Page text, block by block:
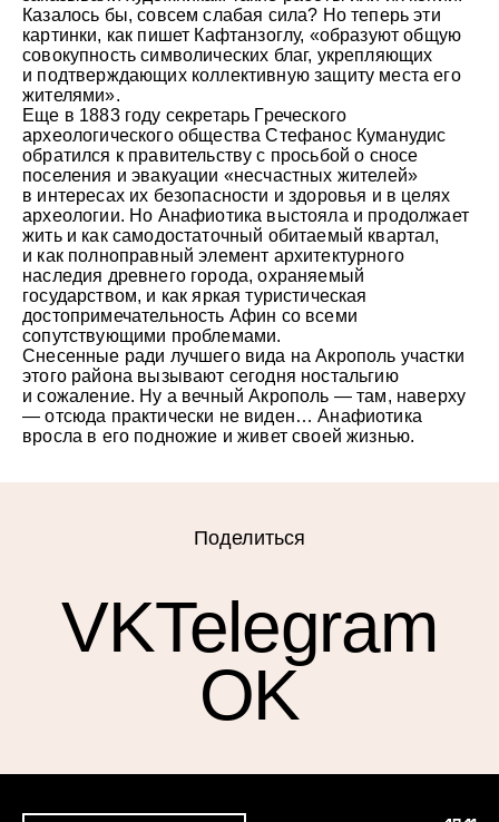
© Андрей Иванов
Казалось бы, совсем слабая сила? Но теперь эти
картинки, как пишет Кафтанзоглу, «образуют общую
совокупность символических благ, укрепляющих
и подтверждающих коллективную защиту места его
жителями».
Еще в 1883 году секретарь Греческого
археологического общества Стефанос Куманудис
обратился к правительству с просьбой о сносе
поселения и эвакуации «несчастных жителей»
в интересах их безопасности и здоровья и в целях
археологии. Но Анафиотика выстояла и продолжает
жить и как самодостаточный обитаемый квартал,
и как полноправный элемент архитектурного
наследия древнего города, охраняемый
государством, и как яркая туристическая
достопримечательность Афин со всеми
сопутствующими проблемами.
Снесенные ради лучшего вида на Акрополь участки
этого района вызывают сегодня ностальгию
и сожаление. Ну а вечный Акрополь — там, наверху
— отсюда практически не виден… Анафиотика
вросла в его подножие и живет своей жизнью.
Поделиться
VKTelegram
OK